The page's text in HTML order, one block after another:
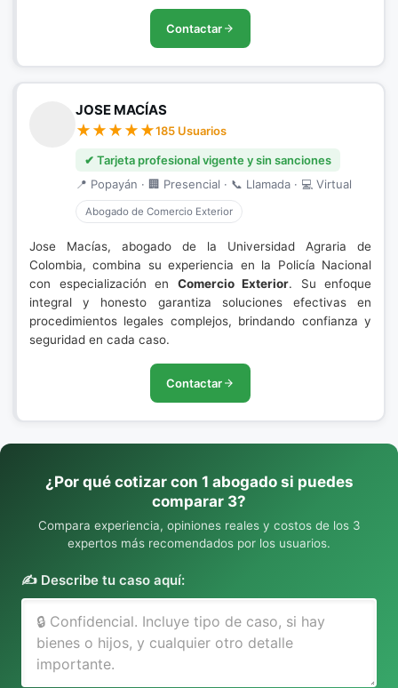
Contactar
JOSE MACÍAS
185 Usuarios
✔ Tarjeta profesional vigente y sin sanciones
📍 Popayán · 🏢 Presencial · 📞 Llamada · 💻 Virtual
Abogado de Comercio Exterior
Jose Macías, abogado de la Universidad Agraria de
Colombia, combina su experiencia en la Policía Nacional
con especialización en Comercio Exterior. Su enfoque
integral y honesto garantiza soluciones efectivas en
procedimientos legales complejos, brindando confianza y
seguridad en cada caso.
Contactar
¿Por qué cotizar con 1 abogado si puedes
comparar 3?
Compara experiencia, opiniones reales y costos de los 3
expertos más recomendados por los usuarios.
✍️ Describe tu caso aquí: